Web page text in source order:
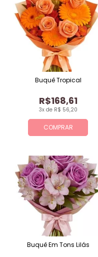
COMPRAR
3x de R$ 56,20
R$168,61
Buquê Tropical
Buquê Em Tons Lilás